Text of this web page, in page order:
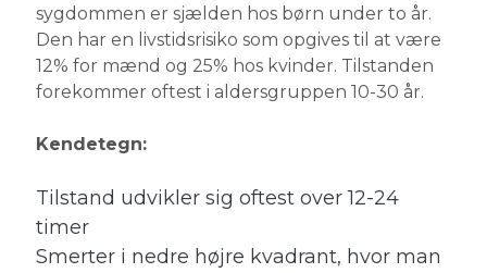
sygdommen er sjælden hos børn under to år.
Den har en livstidsrisiko som opgives til at være
12% for mænd og 25% hos kvinder. Tilstanden
forekommer oftest i aldersgruppen 10-30 år.
Kendetegn:
Tilstand udvikler sig oftest over 12-24
timer
Smerter i nedre højre kvadrant, hvor man